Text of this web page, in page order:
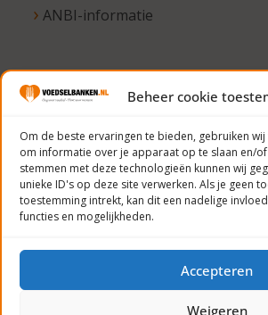
Beheer cookie
Om de beste ervaringen te bieden, gebruiken
om informatie over je apparaat op te slaan en/
stemmen met deze technologieën kunnen wij
unieke ID's op deze site verwerken. Als je geen
toestemming intrekt, kan dit een nadelige
functies en mogelijkheden.
Accepteren
Weigeren
ANBI-informatie
© 2023
Nederland
Privacyverklaring